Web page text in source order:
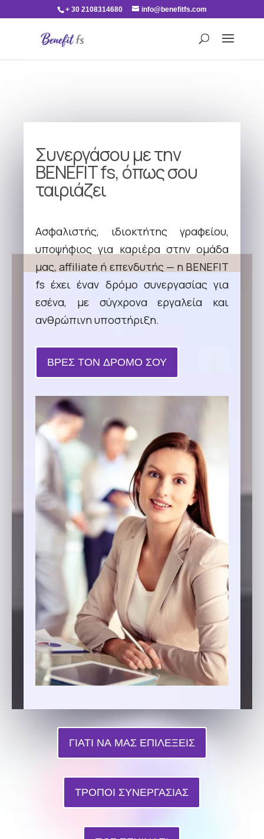
+ 30 2108314680 info@benefitfs.com
Συνεργάσου με την
BENEFIT fs, όπως σου
ταιριάζει
Ασφαλιστής, ιδιοκτήτης γραφείου,
υποψήφιος για καριέρα στην ομάδα
μας, affiliate ή επενδυτής — η BENEFIT
fs έχει έναν δρόμο συνεργασίας για
εσένα, με σύγχρονα εργαλεία και
ανθρώπινη υποστήριξη.
ΒΡΕΣ ΤΟΝ ΔΡΟΜΟ ΣΟΥ
ΓΙΑΤΙ ΝΑ ΜΑΣ ΕΠΙΛΕΞΕΙΣ
ΤΡΟΠΟΙ ΣΥΝΕΡΓΑΣΙΑΣ